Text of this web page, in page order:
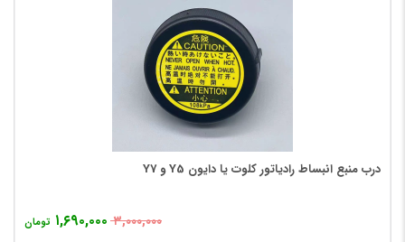
درب منبع انبساط رادیاتور کلوت یا دایون Y5 و Y7
۳,۰۰۰,۰۰۰ ۱,۶۹۰,۰۰۰ تومان